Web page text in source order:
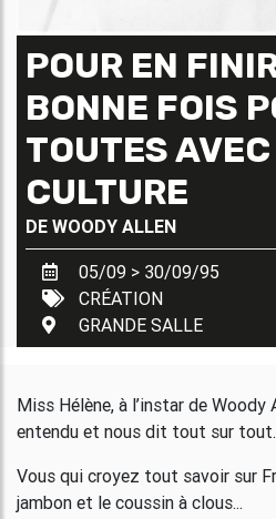
POUR EN
BONNE FOIS
TOUTES
CULTURE
DE WOODY ALLEN
05/09 > 30/09/95
CRÉATION
GRANDE SALLE
Miss Hélène, à l’instar de
entendu et nous dit tout sur tout.
Vous qui croyez tout savoir sur
jambon et le coussin à clous...